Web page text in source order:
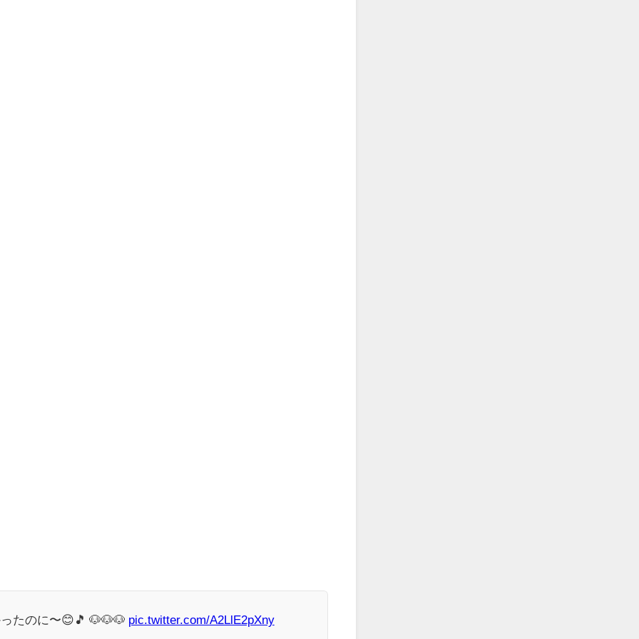
たのに〜😊🎵 🐶🐶🐶 pic.twitter.com/A2LlE2pXny